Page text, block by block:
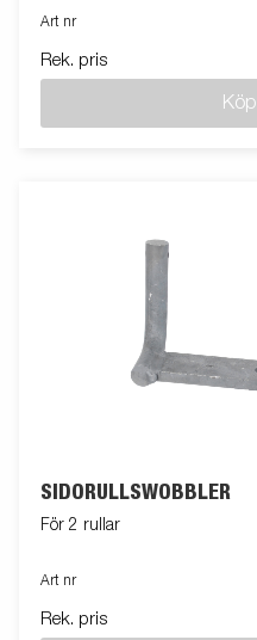
Art nr
Rek. pris
Köp
SIDORULLSWOBBLER
För 2 rullar
Art nr
Rek. pris